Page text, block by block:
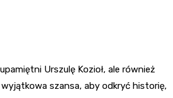
Urszulę Kozioł, ale również
szansa, aby odkryć historię,